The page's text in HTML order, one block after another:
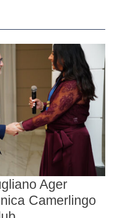
Ager
Camerlingo